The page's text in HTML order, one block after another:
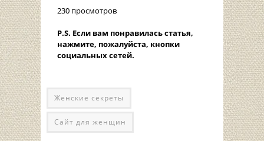
230 просмотров
P.S. Если вам понравилась статья,
нажмите, пожалуйста, кнопки
социальных сетей.
Женские секреты
Сайт для женщин